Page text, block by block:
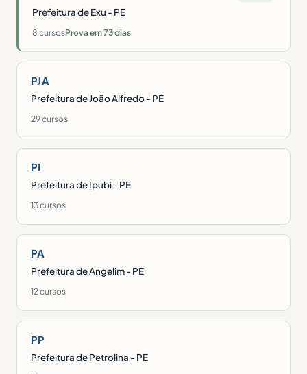
Prefeitura de Exu - PE
8 cursosProva em 73 dias
PJA
Prefeitura de João Alfredo - PE
29 cursos
PI
Prefeitura de Ipubi - PE
13 cursos
PA
Prefeitura de Angelim - PE
12 cursos
PP
Prefeitura de Petrolina - PE